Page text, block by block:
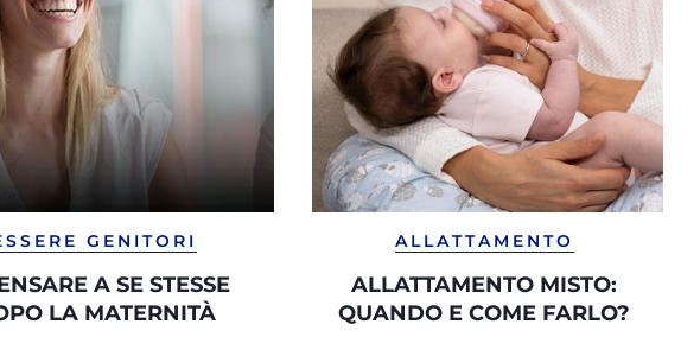
GENITORI
A SE STESSE
LA MATERNITÀ
ALLATTAMENTO
ALLATTAMENTO MISTO:
QUANDO E COME FARLO?